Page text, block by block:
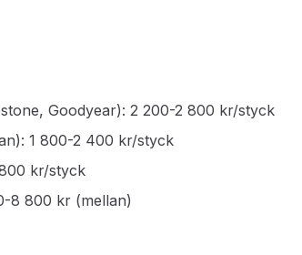
Goodyear): 2 200-2 800 kr/styck
1 800-2 400 kr/styck
kr/styck
8 800 kr (mellan)